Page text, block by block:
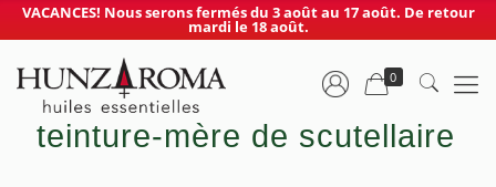
VACANCES! Nous serons fermés du 3 août au 17 août. De retour
mardi le 18 août.
0
teinture-mère de scutellaire